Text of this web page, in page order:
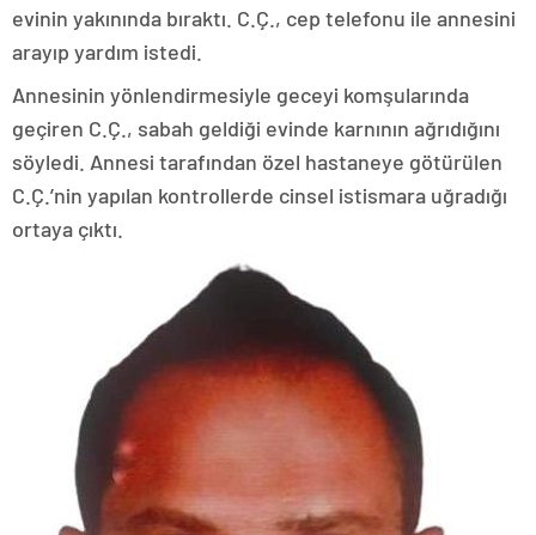
evinin yakınında bıraktı. C.Ç., cep telefonu ile annesini
arayıp yardım istedi.
Annesinin yönlendirmesiyle geceyi komşularında
geçiren C.Ç., sabah geldiği evinde karnının ağrıdığını
söyledi. Annesi tarafından özel hastaneye götürülen
C.Ç.’nin yapılan kontrollerde cinsel istismara uğradığı
ortaya çıktı.